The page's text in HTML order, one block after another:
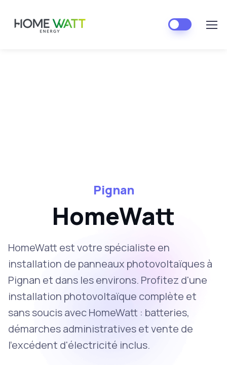
Pignan
HomeWatt
HomeWatt est votre spécialiste en
installation de panneaux photovoltaïques à
Pignan et dans les environs. Profitez d'une
installation photovoltaïque complète et
sans soucis avec HomeWatt : batteries,
démarches administratives et vente de
l'excédent d'électricité inclus.